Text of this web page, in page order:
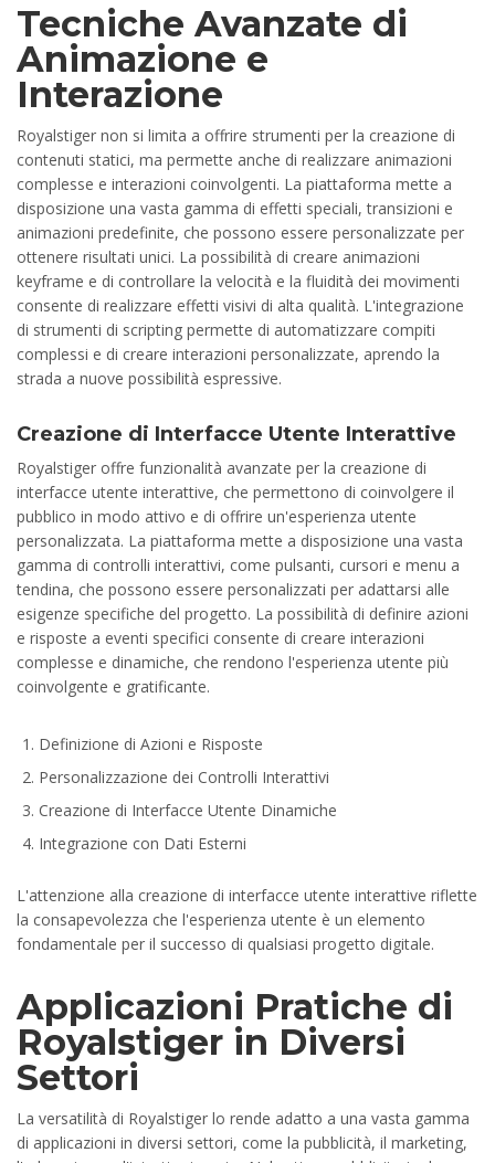
Tecniche Avanzate di
Animazione e
Interazione
Royalstiger non si limita a offrire strumenti per la creazione di
contenuti statici, ma permette anche di realizzare animazioni
complesse e interazioni coinvolgenti. La piattaforma mette a
disposizione una vasta gamma di effetti speciali, transizioni e
animazioni predefinite, che possono essere personalizzate per
ottenere risultati unici. La possibilità di creare animazioni
keyframe e di controllare la velocità e la fluidità dei movimenti
consente di realizzare effetti visivi di alta qualità. L'integrazione
di strumenti di scripting permette di automatizzare compiti
complessi e di creare interazioni personalizzate, aprendo la
strada a nuove possibilità espressive.
Creazione di Interfacce Utente Interattive
Royalstiger offre funzionalità avanzate per la creazione di
interfacce utente interattive, che permettono di coinvolgere il
pubblico in modo attivo e di offrire un'esperienza utente
personalizzata. La piattaforma mette a disposizione una vasta
gamma di controlli interattivi, come pulsanti, cursori e menu a
tendina, che possono essere personalizzati per adattarsi alle
esigenze specifiche del progetto. La possibilità di definire azioni
e risposte a eventi specifici consente di creare interazioni
complesse e dinamiche, che rendono l'esperienza utente più
coinvolgente e gratificante.
Definizione di Azioni e Risposte
Personalizzazione dei Controlli Interattivi
Creazione di Interfacce Utente Dinamiche
Integrazione con Dati Esterni
L'attenzione alla creazione di interfacce utente interattive riflette
la consapevolezza che l'esperienza utente è un elemento
fondamentale per il successo di qualsiasi progetto digitale.
Applicazioni Pratiche di
Royalstiger in Diversi
Settori
La versatilità di Royalstiger lo rende adatto a una vasta gamma
di applicazioni in diversi settori, come la pubblicità, il marketing,